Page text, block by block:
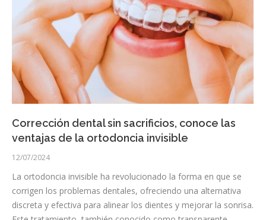
Corrección dental sin sacrificios, conoce las
ventajas de la ortodoncia invisible
12/07/2024
La ortodoncia invisible ha revolucionado la forma en que se
corrigen los problemas dentales, ofreciendo una alternativa
discreta y efectiva para alinear los dientes y mejorar la sonrisa.